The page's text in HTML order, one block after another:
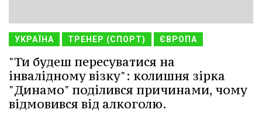
УКРАЇНА ТРЕНЕР (СПОРТ) ЄВРОПА
"Ти будеш пересуватися на
інвалідному візку": колишня зірка
"Динамо" поділився причинами, чому
відмовився від алкоголю.